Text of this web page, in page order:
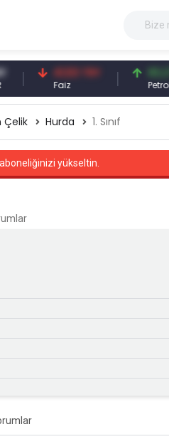
41,53 TRY
Faiz
83,27 USD
Petrol(brent)
Çelik Hurda 1. Sınıf
yükseltin.